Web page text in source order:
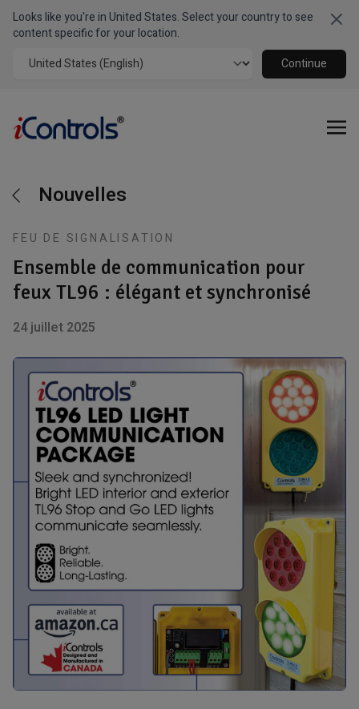
Looks like you're in United States. Select your country to see
content specific for your location.
Continue
Nouvelles
FEU DE SIGNALISATION
Ensemble de communication pour
feux TL96 : élégant et synchronisé
24 juillet 2025